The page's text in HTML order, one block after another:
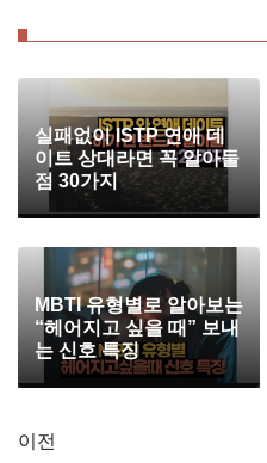
실패없이 ISTP 연애 데
이트 상대라면 꼭 알아둘
점 30가지
MBTI 유형별로 알아보는
“헤어지고 싶을 때” 보내
는 신호 특징
이전